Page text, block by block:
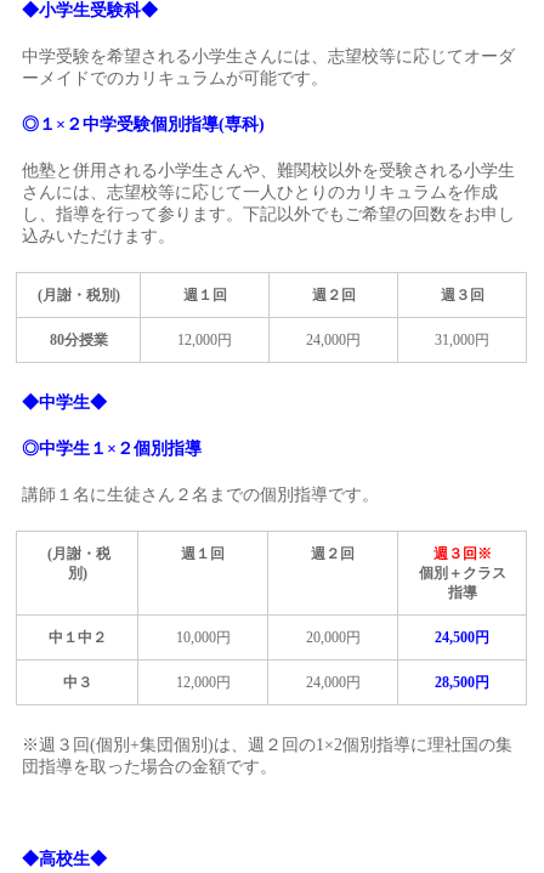
◆小学生受験科◆
中学受験を希望される小学生さんには、志望校等に応じてオーダ
ーメイドでのカリキュラムが可能です。
◎ １×２中学受験個別指導(専科)
他塾と併用される小学生さんや、難関校以外を受験される小学生
さんには、志望校等に応じて一人ひとりのカリキュラムを作成
し、指導を行って参ります。下記以外でもご希望の回数をお申し
込みいただけます。
(月謝・税別) 週１回 週２回 週３回
80分授業 12,000円 24,000円 31,000円
◆中学生◆
◎中学生１×２個別指導
講師１名に生徒さん２名までの個別指導です。
(月謝・税
別)
週１回 週２回
週３回※
個別＋クラス
指導
中１中２ 10,000円 20,000円 24,500円
中３ 12,000円 24,000円 28,500円
※週３回(個別+集団個別)は、週２回の1×2個別指導に理社国の集
団指導を取った場合の金額です。
◆高校生◆